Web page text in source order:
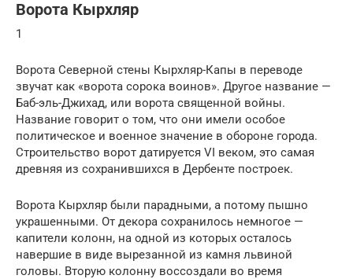
Ворота Кырхляр
1
Ворота Северной стены Кырхляр-Капы в переводе
звучат как «ворота сорока воинов». Другое название —
Баб-эль-Джихад, или ворота священной войны.
Название говорит о том, что они имели особое
политическое и военное значение в обороне города.
Строительство ворот датируется VI веком, это самая
древняя из сохранившихся в Дербенте построек.
Ворота Кырхляр были парадными, а потому пышно
украшенными. От декора сохранилось немногое —
капители колонн, на одной из которых осталось
навершие в виде вырезанной из камня львиной
головы. Вторую колонну воссоздали во время